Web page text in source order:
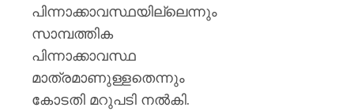
പിന്നാക്കാവസ്ഥയില്ലെന്നും
സാമ്പത്തിക
പിന്നാക്കാവസ്ഥ
മാത്രമാണുള്ളതെന്നും
കോടതി മറുപടി നൽകി.